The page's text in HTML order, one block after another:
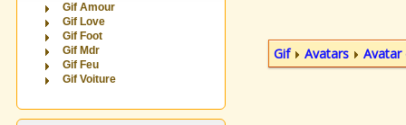
Gif Amour
Gif Love
Gif Foot
Gif Mdr
Gif Feu
Gif Voiture
Gif Avatars Avatar